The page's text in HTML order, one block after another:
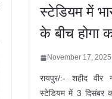
स्टेडियम में
के बीच होगा
November 17, 2025
रायपुर/:- शहीद वीर
स्टेडियम में 3 दिसंबर